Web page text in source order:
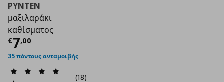
PYNTEN
μαξιλαράκι
καθίσματος
€7,00
Τρέχουσα τιμή
35 πόντους ανταμοιβής
(18)